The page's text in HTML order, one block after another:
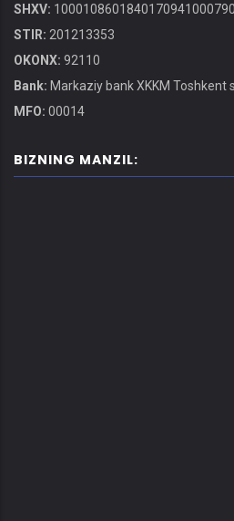
SHXV:
STIR: 201213353
OKONX: 92110
Bank: Markaziy bank XKKM Toshkent
MFO: 00014
BIZNING MANZIL: